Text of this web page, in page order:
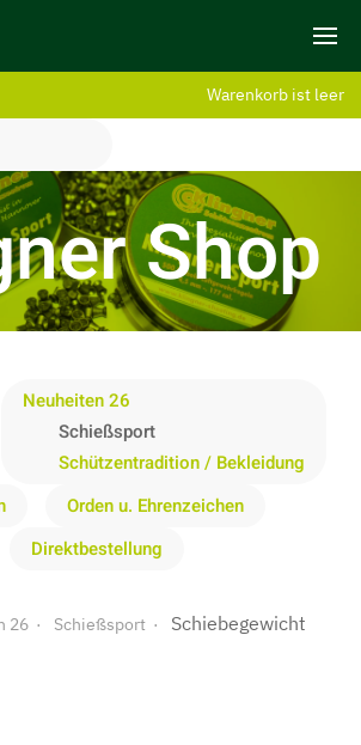
Warenkorb ist leer
Shop
Neuheiten 26
Schießsport
Schützentradition / Bekleidung
Orden u. Ehrenzeichen
Direktbestellung
26 Schießsport
Schiebegewicht